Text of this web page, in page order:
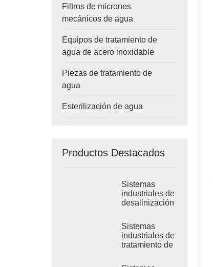
Filtros de micrones
mecánicos de agua
Equipos de tratamiento de
agua de acero inoxidable
Piezas de tratamiento de
agua
Esterilización de agua
Productos Destacados
Sistemas
industriales de
desalinización
agua de mar
Sistemas
industriales de
tratamiento de
inversa de